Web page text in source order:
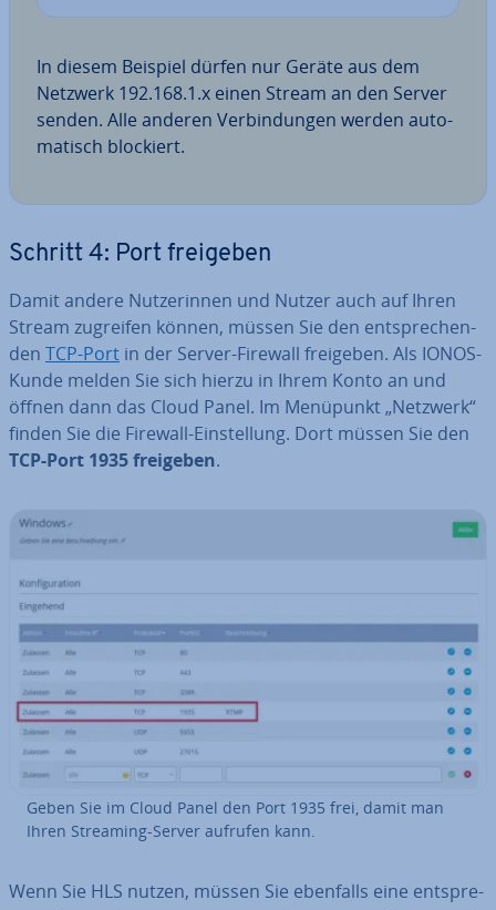
In diesem Beispiel dürfen nur Geräte aus dem
Netzwerk 192.168.1.x einen Stream an den Server
senden. Alle anderen Ver­bin­dun­gen werden au­to­
ma­tisch blockiert.
Schritt 4: Port freigeben
Damit andere Nut­ze­rin­nen und Nutzer auch auf Ihren
Stream zugreifen können, müssen Sie den ent­spre­chen­
den TCP-Port in der Server-Firewall freigeben. Als IONOS-
Kunde melden Sie sich hierzu in Ihrem Konto an und
öffnen dann das Cloud Panel. Im Menüpunkt „Netzwerk“
finden Sie die Firewall-Ein­stel­lung. Dort müssen Sie den
TCP-Port 1935 freigeben.
Geben Sie im Cloud Panel den Port 1935 frei, damit man
Ihren Streaming-Server aufrufen kann.
Wenn Sie HLS nutzen, müssen Sie ebenfalls eine ent­spre­